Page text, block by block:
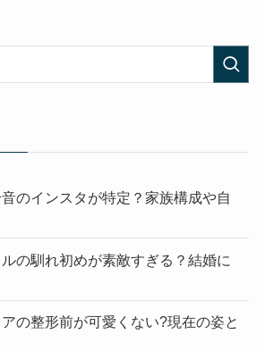
音のインスタが特定？家族構成や自
の馴れ初めが素敵すぎる？結婚に
アの整形前が可愛くない?現在の姿と